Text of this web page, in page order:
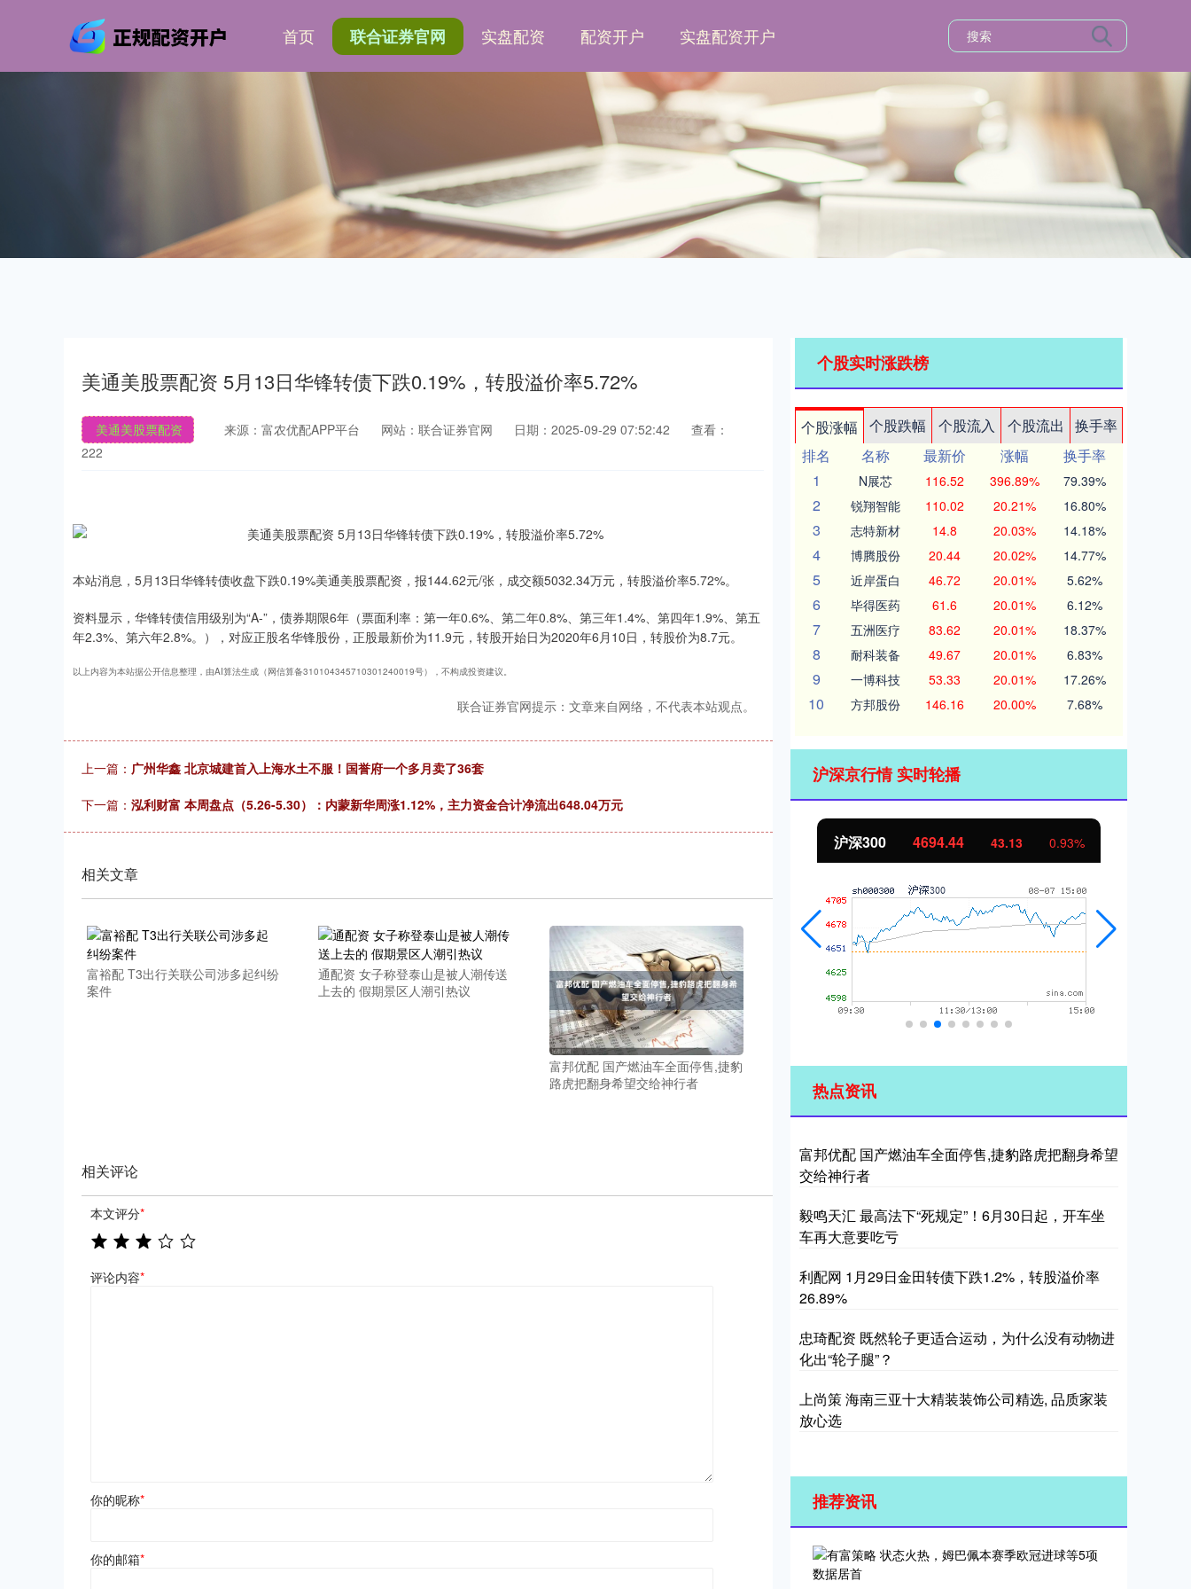
首页 联合证券官网 实盘配资 配资开户 实盘配资开户
美通美股票配资 5月13日华锋转债下跌0.19%，转股溢价率5.72%
美通美股票配资 来源：富农优配APP平台 网站：联合证券官网 日期：2025-09-29 07:52:42
查看：
222
本站消息，5月13日华锋转债收盘下跌0.19%美通美股票配资，报144.62元/张，成交额5032.34万元，转股溢价率5.72%。
资料显示，华锋转债信用级别为“A-”，债券期限6年（票面利率：第一年0.6%、第二年0.8%、第三年1.4%、第四年1.9%、第五
年2.3%、第六年2.8%。），对应正股名华锋股份，正股最新价为11.9元，转股开始日为2020年6月10日，转股价为8.7元。
以上内容为本站据公开信息整理，由AI算法生成（网信算备310104345710301240019号），不构成投资建议。
联合证券官网提示：文章来自网络，不代表本站观点。
上一篇： 广州华鑫 北京城建首入上海水土不服！国誉府一个多月卖了36套
下一篇： 泓利财富 本周盘点（5.26-5.30）：内蒙新华周涨1.12%，主力资金合计净流出648.04万元
相关文章
富裕配 T3出行关联公司涉多起纠纷
案件
通配资 女子称登泰山是被人潮传送
上去的 假期景区人潮引热议
富邦优配 国产燃油车全面停售,捷豹
路虎把翻身希望交给神行者
相关评论
本文评分*
评论内容*
你的昵称*
你的邮箱*
个股实时涨跌榜
个股涨幅 个股跌幅 个股流入 个股流出
换手率
排名
名称 最新价 涨幅
换手率
1
N展芯 116.52 396.89% 79.39%
2 锐翔智能 110.02 20.21% 16.80%
3 志特新材 14.8 20.03% 14.18%
4 博腾股份 20.44 20.02% 14.77%
5 近岸蛋白 46.72 20.01% 5.62%
6 毕得医药 61.6 20.01% 6.12%
7 五洲医疗 83.62 20.01% 18.37%
8 耐科装备 49.67 20.01% 6.83%
9 一博科技 53.33 20.01% 17.26%
10 方邦股份 146.16 20.00% 7.68%
沪深京行情 实时轮播
沪深300 4694.44 43.13 0.93%
热点资讯
富邦优配 国产燃油车全面停售,捷豹路虎把翻身希望
交给神行者
毅鸣天汇 最高法下“死规定”！6月30日起，开车坐
车再大意要吃亏
利配网 1月29日金田转债下跌1.2%，转股溢价率
26.89%
忠琦配资 既然轮子更适合运动，为什么没有动物进
化出“轮子腿”？
上尚策 海南三亚十大精装装饰公司精选, 品质家装
放心选
推荐资讯